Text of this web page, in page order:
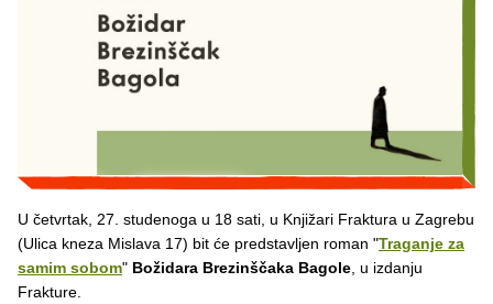
U četvrtak, 27. studenoga u 18 sati, u Knjižari Fraktura u Zagrebu
(Ulica kneza Mislava 17) bit će predstavljen roman "Traganje za
samim sobom" Božidara Brezinščaka Bagole , u izdanju
Frakture.